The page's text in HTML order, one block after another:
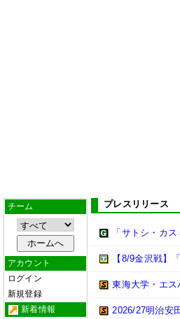
チーム
アカウント
ログイン
新規登録
新着情報
プレスリリース
「サトシ・カ
【8/9金沢戦】
東海大学・エ
2026/27明治安